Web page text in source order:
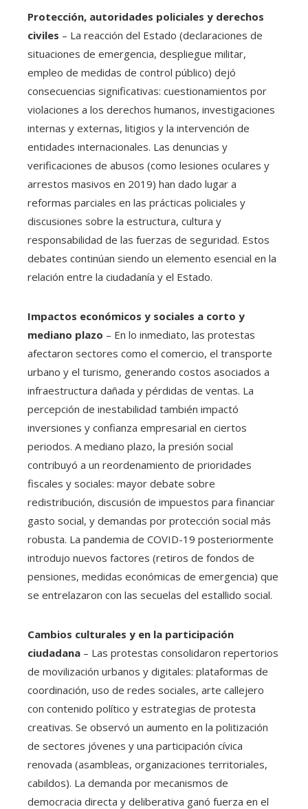
Protección, autoridades policiales y derechos
civiles – La reacción del Estado (declaraciones de
situaciones de emergencia, despliegue militar,
empleo de medidas de control público) dejó
consecuencias significativas: cuestionamientos por
violaciones a los derechos humanos, investigaciones
internas y externas, litigios y la intervención de
entidades internacionales. Las denuncias y
verificaciones de abusos (como lesiones oculares y
arrestos masivos en 2019) han dado lugar a
reformas parciales en las prácticas policiales y
discusiones sobre la estructura, cultura y
responsabilidad de las fuerzas de seguridad. Estos
debates continúan siendo un elemento esencial en la
relación entre la ciudadanía y el Estado.
Impactos económicos y sociales a corto y
mediano plazo – En lo inmediato, las protestas
afectaron sectores como el comercio, el transporte
urbano y el turismo, generando costos asociados a
infraestructura dañada y pérdidas de ventas. La
percepción de inestabilidad también impactó
inversiones y confianza empresarial en ciertos
periodos. A mediano plazo, la presión social
contribuyó a un reordenamiento de prioridades
fiscales y sociales: mayor debate sobre
redistribución, discusión de impuestos para financiar
gasto social, y demandas por protección social más
robusta. La pandemia de COVID-19 posteriormente
introdujo nuevos factores (retiros de fondos de
pensiones, medidas económicas de emergencia) que
se entrelazaron con las secuelas del estallido social.
Cambios culturales y en la participación
ciudadana – Las protestas consolidaron repertorios
de movilización urbanos y digitales: plataformas de
coordinación, uso de redes sociales, arte callejero
con contenido político y estrategias de protesta
creativas. Se observó un aumento en la politización
de sectores jóvenes y una participación cívica
renovada (asambleas, organizaciones territoriales,
cabildos). La demanda por mecanismos de
democracia directa y deliberativa ganó fuerza en el